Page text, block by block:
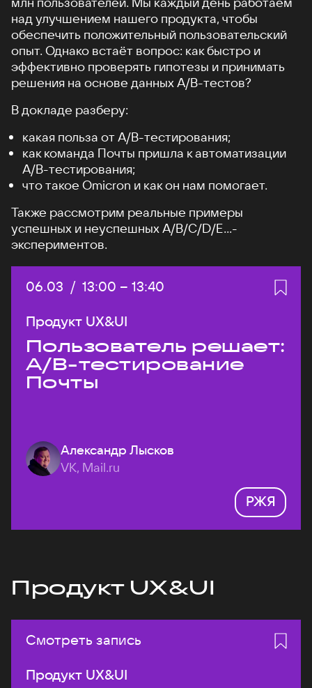
над улучшением нашего продукта, чтобы
обеспечить положительный пользовательский
опыт. Однако встаёт вопрос: как быстро и
эффективно проверять гипотезы и принимать
решения на основе данных A/B-тестов?
В докладе разберу:
какая польза от А/B-тестирования;
как команда Почты пришла к автоматизации
A/B-тестирования;
что такое Omicron и как он нам помогает.
Также рассмотрим реальные примеры
успешных и неуспешных A/B/C/D/E...-
экспериментов.
Дата:
06.03 / Начало:
13:00 – Конец:
13:40
Продукт UX&UI
Пользователь решает:
A/B-тестирование
Почты
Александр Лысков
VK, Mail.ru
РЖЯ
Продукт UX&UI
Смотреть запись
Продукт UX&UI